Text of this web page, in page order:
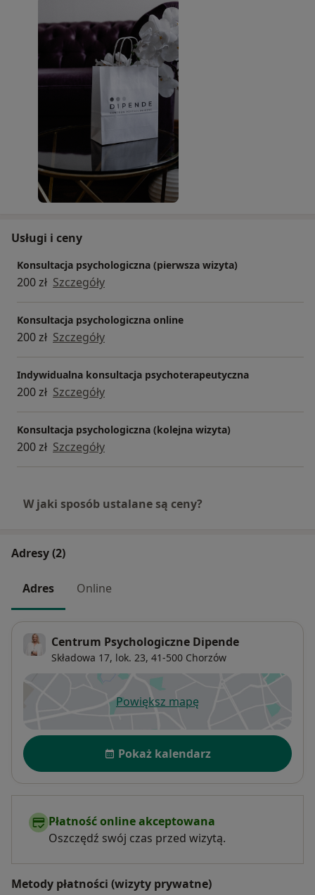
minimum 24h przed wizytą. W przypadku braku
potwierdzenia może ona zostać anulowana.
Pacjenci umówieni są na konkretne godziny. W
trosce o Państwa prywatność i dobrostan,
uprzejmie proszę o przychodzenie w miarę
możliwości na wyznaczoną godzinę. W razie
potrzeby w budynku znajduje się poczekalnia dla
Dipende Centrum Psychologicznego.
Sesje trwają 50 minut.
Wyznaczony czas zarezerwowany jest z
Usługi i ceny
Konsultacja psychologiczna (pierwsza wizyta)
200 zł Szczegóły
Konsultacja psychologiczna online
200 zł Szczegóły
Indywidualna konsultacja psychoterapeutyczna
200 zł Szczegóły
Konsultacja psychologiczna (kolejna wizyta)
200 zł Szczegóły
W jaki sposób ustalane są ceny?
Adresy (2)
Adres Online
Centrum Psychologiczne Dipende
Składowa 17, lok. 23, 41-500 Chorzów
Powiększ mapęotwiera się w nowej karcie
Dostępność
Pokaż kalendarz
Płatność online akceptowana
Oszczędź swój czas przed wizytą.
Metody płatności (wizyty prywatne)